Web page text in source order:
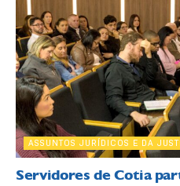
ASSUNTOS JURÍDICOS E DA
Servidores de Cotia